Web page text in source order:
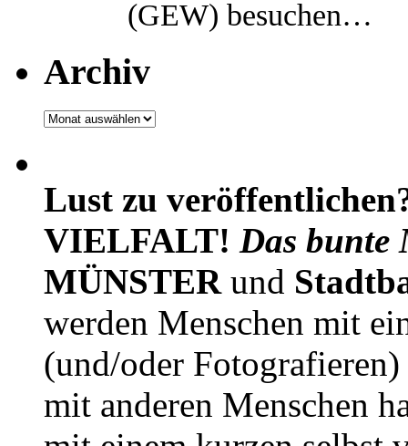
(GEW) besuchen…
Archiv
Archiv
Lust zu
VIELFALT! Das bunte
MÜNSTERund
werden Menschen mit
(und/oder
mit anderen Menschen